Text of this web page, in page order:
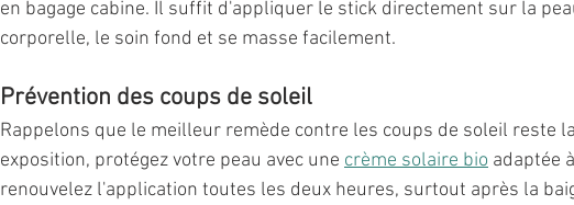
en bagage cabine. Il suffit d'appliquer le stick directement sur la
corporelle, le soin fond et se masse facilement.
Prévention des coups de soleil
Rappelons que le meilleur remède contre les coups de soleil reste
exposition, protégez votre peau avec une crème solaire bio adaptée
renouvelez l'application toutes les deux heures, surtout après la